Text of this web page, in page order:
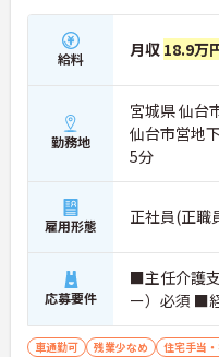
給料 月収 18.9万
勤務地
宮城県 仙台
仙台市営地
5分
雇用形態 正社員(正職
応募要件
■主任介護
ー）必須 ■
車通勤可 残業少なめ 住宅手当